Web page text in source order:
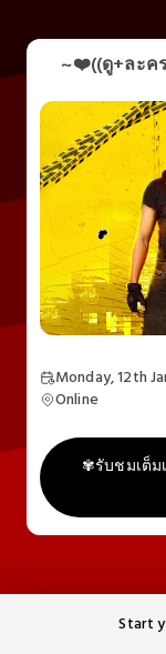
~❤️((ดู+ละค
Monday, 12th
Online
✾รับชมเต็ม